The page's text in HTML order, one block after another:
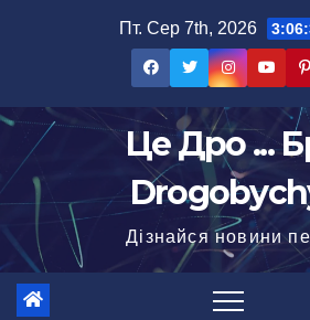
Пт. Сер 7th, 2026
Це Дро ...
Дізнайся новини